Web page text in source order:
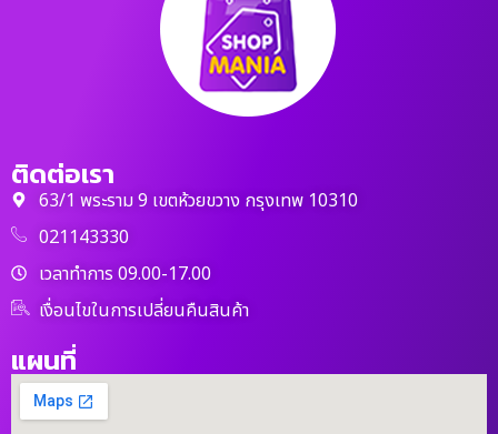
ติดต่อเรา
63/1 พระราม 9 เขตห้วยขวาง กรุงเทพ 10310
021143330
เวลาทำการ 09.00-17.00
เงื่อนไขในการเปลี่ยนคืนสินค้า
แผนที่